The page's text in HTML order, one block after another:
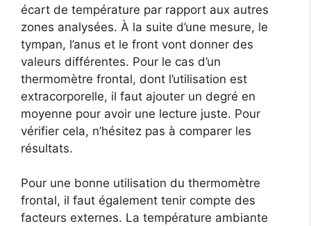
écart de température par rapport aux autres
zones analysées. À la suite d’une mesure, le
tympan, l’anus et le front vont donner des
valeurs différentes. Pour le cas d’un
thermomètre frontal, dont l’utilisation est
extracorporelle, il faut ajouter un degré en
moyenne pour avoir une lecture juste. Pour
vérifier cela, n’hésitez pas à comparer les
résultats.
Pour une bonne utilisation du thermomètre
frontal, il faut également tenir compte des
facteurs externes. La température ambiante